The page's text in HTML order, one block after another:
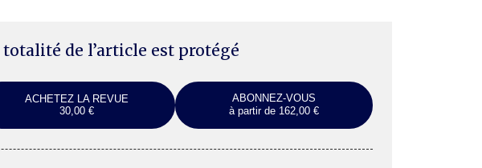
totalité de l’article est protégé
ACHETEZ LA REVUE
30,00 €
ABONNEZ-VOUS
à partir de 162,00 €